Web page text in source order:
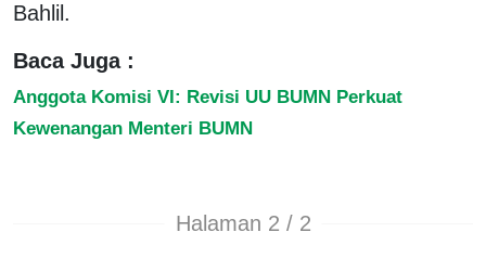
Bahlil.
Baca Juga :
Anggota Komisi VI: Revisi UU BUMN Perkuat
Kewenangan Menteri BUMN
Halaman 2 / 2